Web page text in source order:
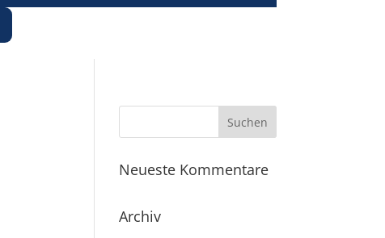
Neueste Kommentare
Archiv